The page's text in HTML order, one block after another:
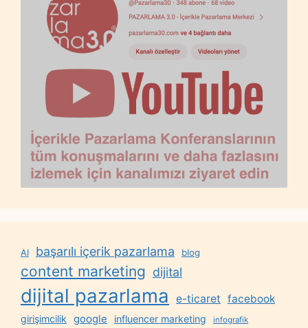
AI başarılı içerik pazarlama blog
content marketing dijital
dijital pazarlama e-ticaret facebook
girişimcilik google influencer marketing infografik